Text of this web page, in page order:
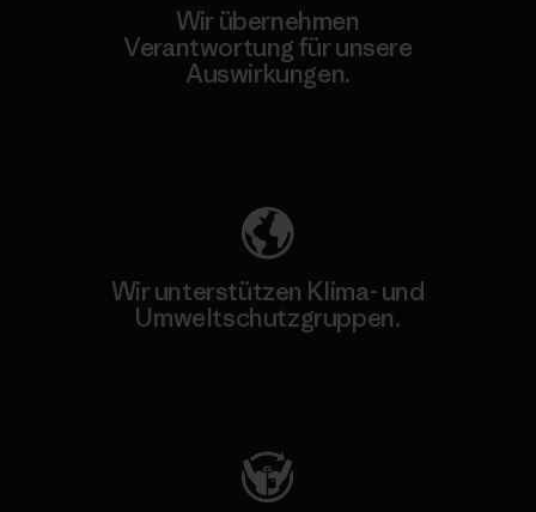
Wir übernehmen
Verantwortung für unsere
Auswirkungen.
Wir unterstützen Klima- und
Umweltschutzgruppen.